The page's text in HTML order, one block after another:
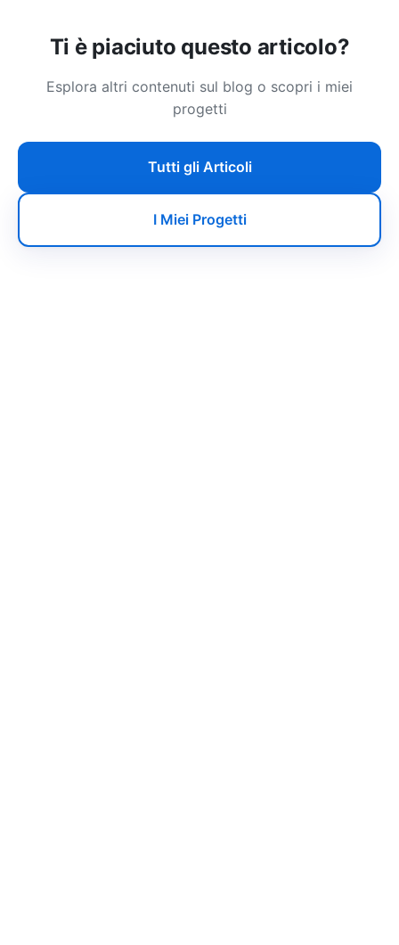
Ti è piaciuto questo articolo?
Esplora altri contenuti sul blog o scopri i miei
progetti
Tutti gli Articoli
I Miei Progetti